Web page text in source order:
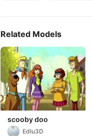
Related Models
scooby doo
Edlu3D